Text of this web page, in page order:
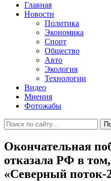
Главная
Новости
Политика
Экономика
Спорт
Общество
Авто
Экология
Технологии
Видео
Мнения
Фотожабы
Окончательная
отказала РФ в
«Северный поток-